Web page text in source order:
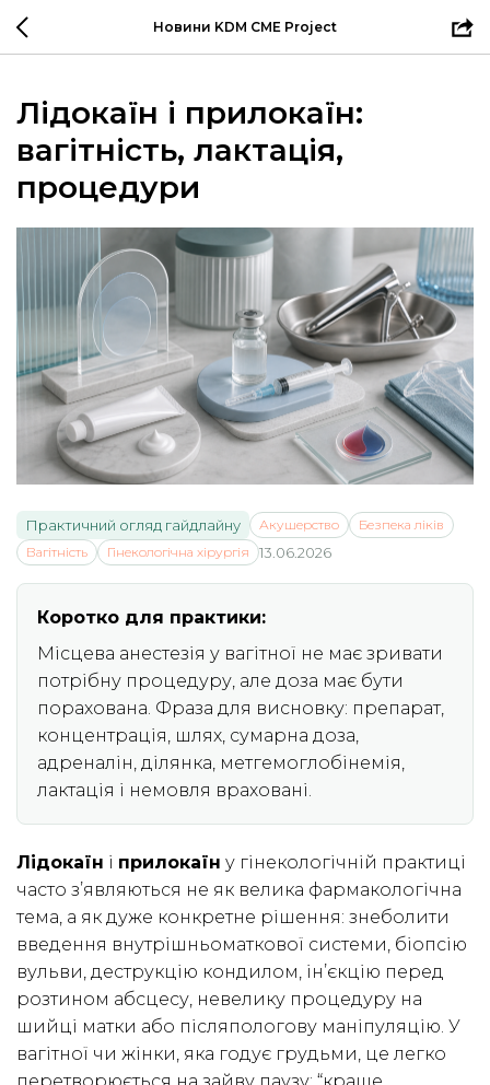
Новини KDM CME Project
Лідокаїн і прилокаїн:
вагітність, лактація,
процедури
Практичний огляд гайдлайну Акушерство
Безпека ліків
Вагітність
Гінекологічна хірургія 13.06.2026
Коротко для практики:
Місцева анестезія у вагітної не має зривати
потрібну процедуру, але доза має бути
порахована. Фраза для висновку: препарат,
концентрація, шлях, сумарна доза,
адреналін, ділянка, метгемоглобінемія,
лактація і немовля враховані.
Лідокаїн і прилокаїн у гінекологічній практиці
часто з’являються не як велика фармакологічна
тема, а як дуже конкретне рішення: знеболити
введення внутрішньоматкової системи, біопсію
вульви, деструкцію кондилом, ін’єкцію перед
розтином абсцесу, невелику процедуру на
шийці матки або післяпологову маніпуляцію. У
вагітної чи жінки, яка годує грудьми, це легко